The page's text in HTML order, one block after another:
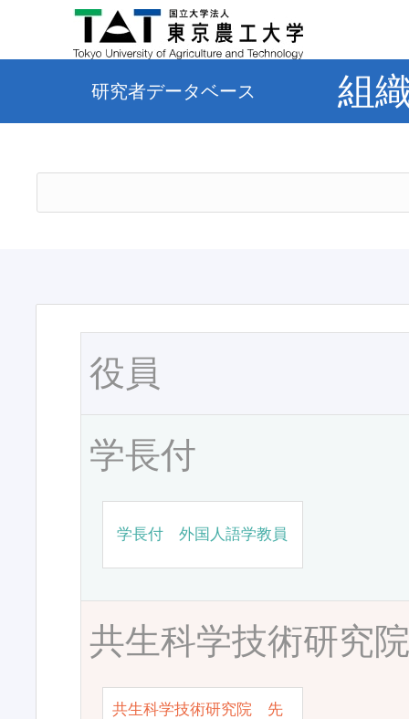
研究者データベース 組
役員
学長付
学長付 外国人語学教員
共生科学技術研究
共生科学技術研究院 先